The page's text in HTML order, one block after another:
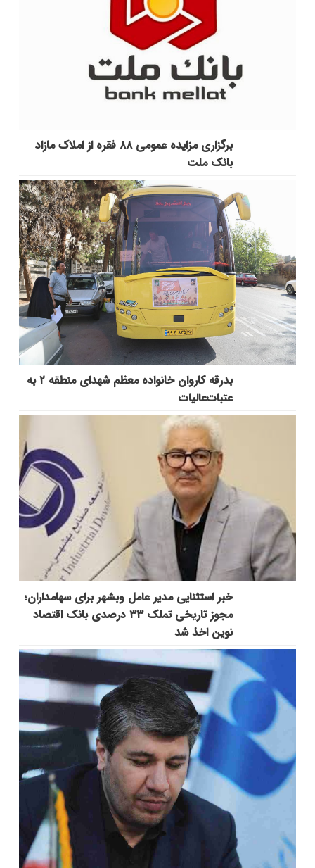
برگزاری مزایده عمومی ۸۸ فقره از املاک مازاد
بانک ملت
بدرقه کاروان خانواده معظم شهدای منطقه ۲ به
عتبات‌عالیات
خبر استثنایی مدیر عامل وبشهر برای سهامداران؛
مجوز تاریخی تملک ۳۳ درصدی بانک اقتصاد
نوین اخذ شد